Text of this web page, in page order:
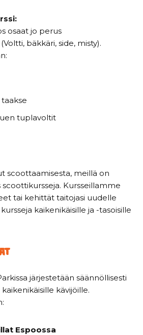
osaat jo perus
bäkkäri, side, misty).
tuplavoltit
scoottaamisesta, meillä on
Kursseillamme
tai kehittät taitojasi uudelle
kaikenikäisille ja -tasoisille
järjestetään säännöllisesti
kävijöille.
Espoossa